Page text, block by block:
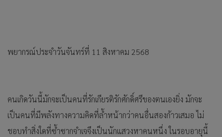
พยากรณ์ประจำวันจันทร์ที่ 11 สิงหาคม 2568
คนเกิดวันนี้มักจะเป็นคนที่รักเกียรติรักศักดิ์ศรีของตนเองยิ่ง มักจะ
เป็นคนที่มีพลังทางความคิดที่ล้ำหน้ากว่าคนอื่นสองก้าวเสมอ ไม่
ชอบทำสิ่งใดที่ซ้ำซากจำเจจึงเป็นนักแสวงหาคนหนึ่ง ในรอบอายุนี้